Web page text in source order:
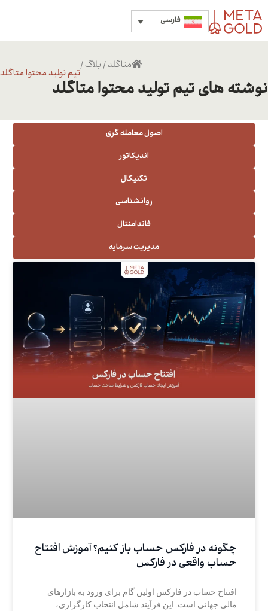
فارسی
تیم تولید محتوا متاگلد
متاگلد /بلاگ /
نوشته های تیم تولید محتوا متاگلد
مدیریت سرمایه
فاندامنتال
روانشناسی
تکنیکال
اندیکاتور
اصول معامله گری
چگونه در فارکس حساب باز کنیم؟ آموزش افتتاح
حساب واقعی در فارکس
افتتاح حساب در فارکس اولین گام برای ورود به بازارهای
مالی جهانی است. این فرآیند شامل انتخاب کارگزاری،